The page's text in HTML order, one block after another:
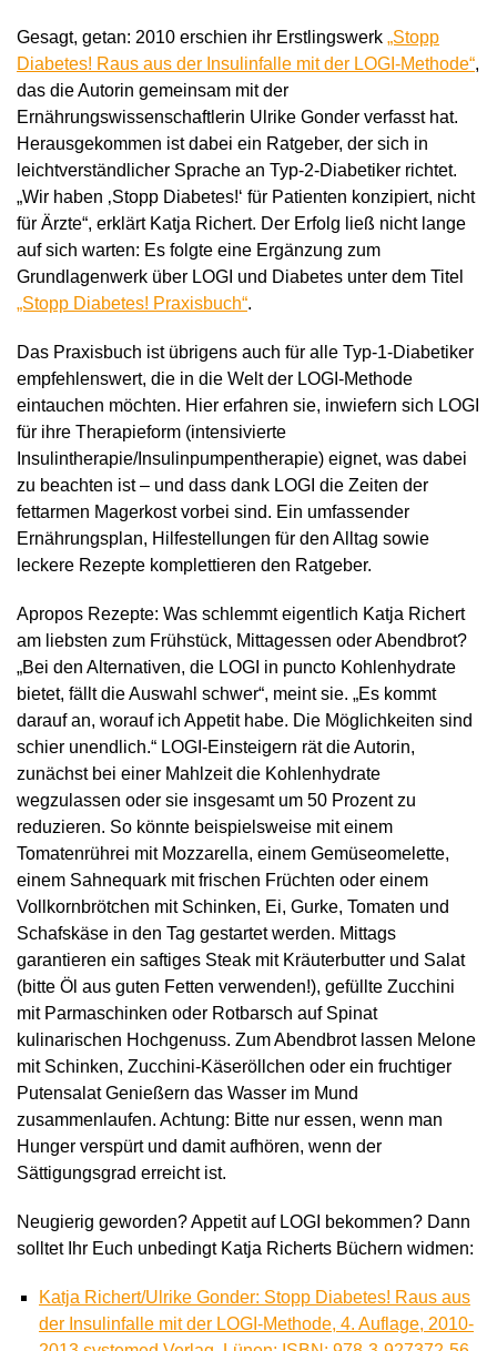
Gesagt, getan: 2010 erschien ihr Erstlingswerk „Stopp
Diabetes! Raus aus der Insulinfalle mit der LOGI-Methode“,
das die Autorin gemeinsam mit der
Ernährungswissenschaftlerin Ulrike Gonder verfasst hat.
Herausgekommen ist dabei ein Ratgeber, der sich in
leichtverständlicher Sprache an Typ-2-Diabetiker richtet.
„Wir haben ‚Stopp Diabetes!‘ für Patienten konzipiert, nicht
für Ärzte“, erklärt Katja Richert. Der Erfolg ließ nicht lange
auf sich warten: Es folgte eine Ergänzung zum
Grundlagenwerk über LOGI und Diabetes unter dem Titel
„Stopp Diabetes! Praxisbuch“.
Das Praxisbuch ist übrigens auch für alle Typ-1-Diabetiker
empfehlenswert, die in die Welt der LOGI-Methode
eintauchen möchten. Hier erfahren sie, inwiefern sich LOGI
für ihre Therapieform (intensivierte
Insulintherapie/Insulinpumpentherapie) eignet, was dabei
zu beachten ist – und dass dank LOGI die Zeiten der
fettarmen Magerkost vorbei sind. Ein umfassender
Ernährungsplan, Hilfestellungen für den Alltag sowie
leckere Rezepte komplettieren den Ratgeber.
Apropos Rezepte: Was schlemmt eigentlich Katja Richert
am liebsten zum Frühstück, Mittagessen oder Abendbrot?
„Bei den Alternativen, die LOGI in puncto Kohlenhydrate
bietet, fällt die Auswahl schwer“, meint sie. „Es kommt
darauf an, worauf ich Appetit habe. Die Möglichkeiten sind
schier unendlich.“ LOGI-Einsteigern rät die Autorin,
zunächst bei einer Mahlzeit die Kohlenhydrate
wegzulassen oder sie insgesamt um 50 Prozent zu
reduzieren. So könnte beispielsweise mit einem
Tomatenrührei mit Mozzarella, einem Gemüseomelette,
einem Sahnequark mit frischen Früchten oder einem
Vollkornbrötchen mit Schinken, Ei, Gurke, Tomaten und
Schafskäse in den Tag gestartet werden. Mittags
garantieren ein saftiges Steak mit Kräuterbutter und Salat
(bitte Öl aus guten Fetten verwenden!), gefüllte Zucchini
mit Parmaschinken oder Rotbarsch auf Spinat
kulinarischen Hochgenuss. Zum Abendbrot lassen Melone
mit Schinken, Zucchini-Käseröllchen oder ein fruchtiger
Putensalat Genießern das Wasser im Mund
zusammenlaufen. Achtung: Bitte nur essen, wenn man
Hunger verspürt und damit aufhören, wenn der
Sättigungsgrad erreicht ist.
Neugierig geworden? Appetit auf LOGI bekommen? Dann
solltet Ihr Euch unbedingt Katja Richerts Büchern widmen:
Katja Richert/Ulrike Gonder: Stopp Diabetes! Raus aus
der Insulinfalle mit der LOGI-Methode, 4. Auflage, 2010-